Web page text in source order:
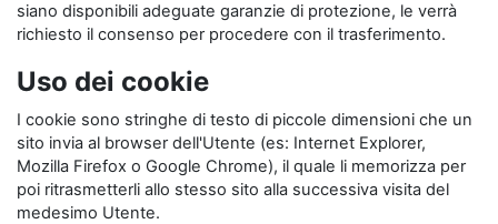
siano disponibili adeguate garanzie di protezione, le verrà
richiesto il consenso per procedere con il trasferimento.
Uso dei cookie
I cookie sono stringhe di testo di piccole dimensioni che un
sito invia al browser dell'Utente (es: Internet Explorer,
Mozilla Firefox o Google Chrome), il quale li memorizza per
poi ritrasmetterli allo stesso sito alla successiva visita del
medesimo Utente.